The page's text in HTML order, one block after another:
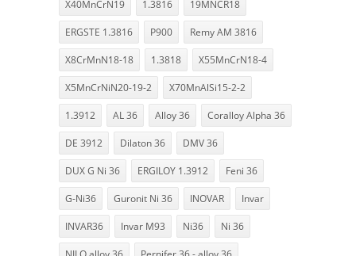
X40MnCrN19 1.3816 19MNCR18
ERGSTE 1.3816 P900 Remy AM 3816
X8CrMnN18-18 1.3818 X55MnCrN18-4
X5MnCrNiN20-19-2 X70MnAlSi15-2-2
1.3912 AL 36 Alloy 36 Coralloy Alpha 36
DE 3912 Dilaton 36 DMV 36
DUX G Ni 36 ERGILOY 1.3912 Feni 36
G-Ni36 Guronit Ni 36 INOVAR Invar
INVAR36 Invar M93 Ni36 Ni 36